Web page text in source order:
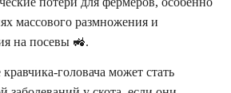
массового размножения и
на посевы 🚜.
головача может стать